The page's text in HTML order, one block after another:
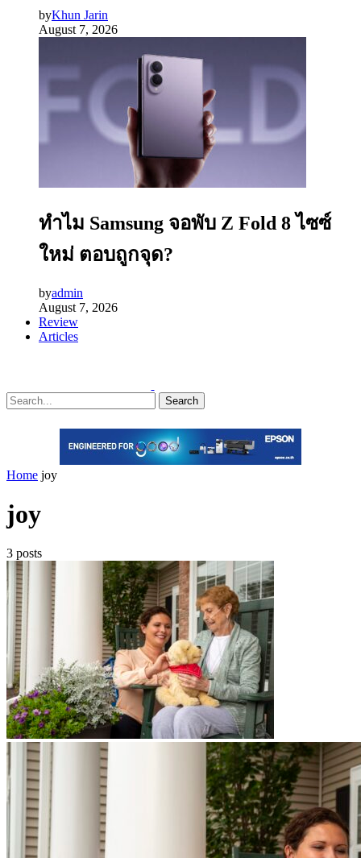
byKhun Jarin
August 7, 2026
ทำไม Samsung จอพับ Z Fold 8 ไซซ์
ใหม่ ตอบถูกจุด?
byadmin
August 7, 2026
Review
Articles
Search
Home joy
joy
3 posts